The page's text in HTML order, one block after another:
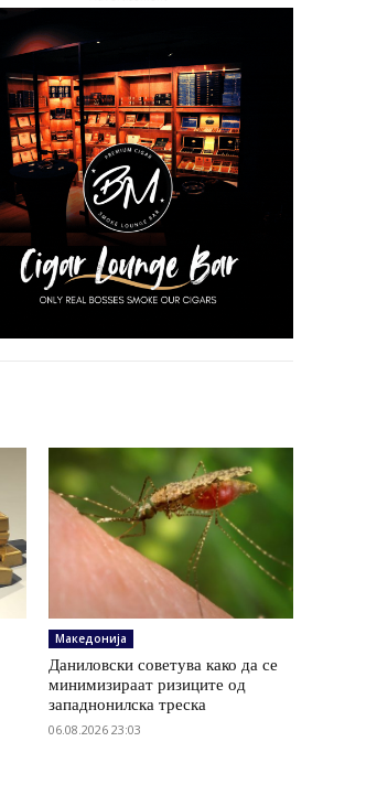
Македонија
Даниловски советува како да се
минимизираат ризиците од
западнонилска треска
06.08.2026 23:03